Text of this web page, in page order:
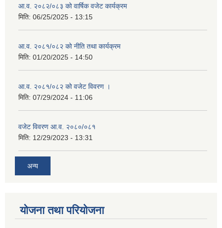
आ.व. २०८२/०८३ को वार्षिक वजेट कार्यक्रम
मिति: 06/25/2025 - 13:15
आ.व. २०८१/०८२ को नीति तथा कार्यक्रम
मिति: 01/20/2025 - 14:50
आ.व. २०८१/०८२ को वजेट विवरण ।
मिति: 07/29/2024 - 11:06
वजेट विवरण आ.व. २०८०/०८१
मिति: 12/29/2023 - 13:31
अन्य
योजना तथा परियोजना